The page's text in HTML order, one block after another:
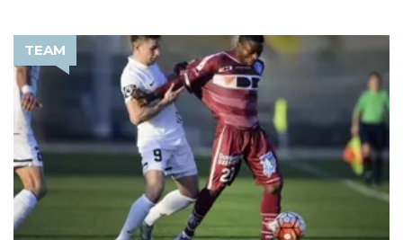
TEAM